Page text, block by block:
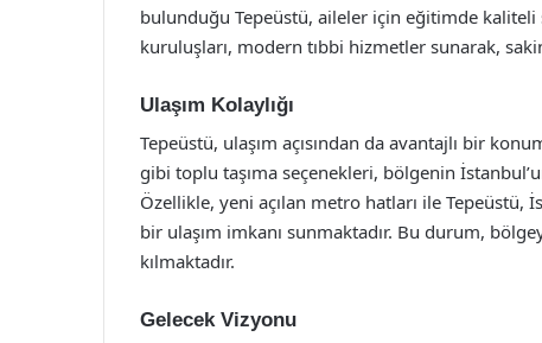
bulunduğu Tepeüstü, aileler için eğitimde kaliteli
kuruluşları, modern tıbbi hizmetler sunarak,
Ulaşım Kolaylığı
Tepeüstü, ulaşım açısından da avantajlı bir
gibi toplu taşıma seçenekleri, bölgenin
Özellikle, yeni açılan metro hatları ile Tepeüstü,
bir ulaşım imkanı sunmaktadır. Bu durum,
kılmaktadır.
Gelecek Vizyonu